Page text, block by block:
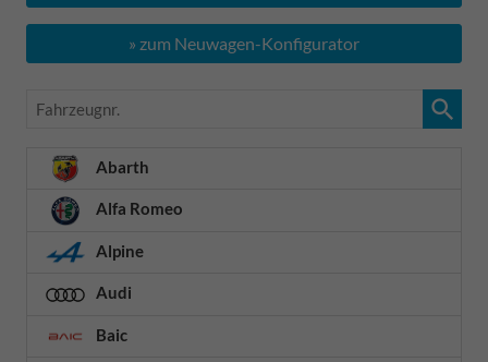
» zum Neuwagen-Konfigurator
Fahrzeugnr.
Abarth
Alfa Romeo
Alpine
Audi
Baic